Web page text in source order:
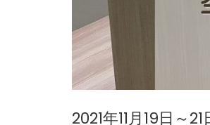
2021年11月19日～